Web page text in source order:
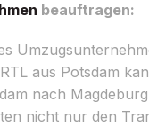
beauftragen:
aus Potsdam
nach
nicht nur den